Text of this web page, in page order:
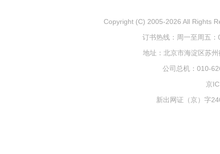
Copyright (C) 2005-2026 All Rights
订书热线：周一至周五
地址：北京市海淀区苏
公司总机：010-
京
新出网证（京）字